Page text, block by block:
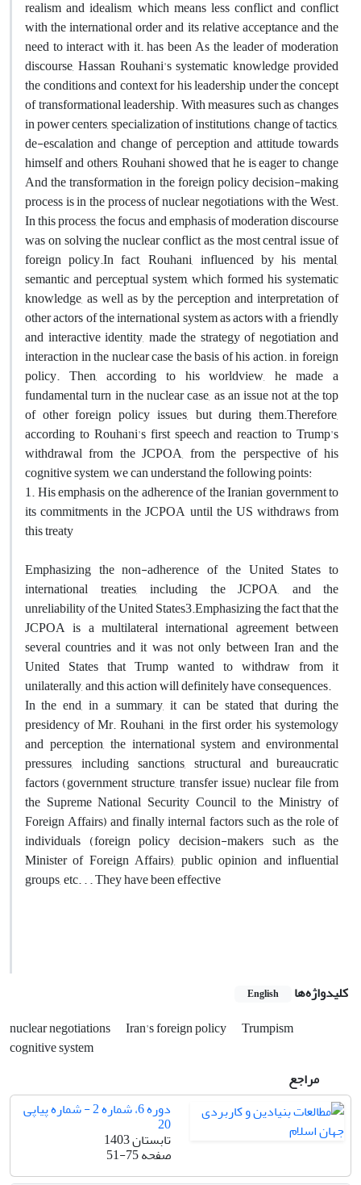
realism and idealism, which means less conflict and conflict
with the international order and its relative acceptance and the
need to interact with it. has been As the leader of moderation
discourse, Hassan Rouhani's systematic knowledge provided
the conditions and context for his leadership under the concept
of transformational leadership. With measures such as changes
in power centers, specialization of institutions, change of tactics,
de-escalation and change of perception and attitude towards
himself and others, Rouhani showed that he is eager to change
And the transformation in the foreign policy decision-making
process is in the process of nuclear negotiations with the West.
In this process, the focus and emphasis of moderation discourse
was on solving the nuclear conflict as the most central issue of
foreign policy.In fact, Rouhani, influenced by his mental,
semantic and perceptual system, which formed his systematic
knowledge, as well as by the perception and interpretation of
other actors of the international system as actors with a friendly
and interactive identity, made the strategy of negotiation and
interaction in the nuclear case the basis of his action. in foreign
policy. Then, according to his worldview, he made a
fundamental turn in the nuclear case, as an issue not at the top
of other foreign policy issues, but during them.Therefore,
according to Rouhani's first speech and reaction to Trump's
withdrawal from the JCPOA, from the perspective of his
cognitive system, we can understand the following points:
1. His emphasis on the adherence of the Iranian government to
its commitments in the JCPOA until the US withdraws from
this treaty
Emphasizing the non-adherence of the United States to
international treaties, including the JCPOA, and the
unreliability of the United States3.Emphasizing the fact that the
JCPOA is a multilateral international agreement between
several countries and it was not only between Iran and the
United States that Trump wanted to withdraw from it
unilaterally, and this action will definitely have consequences.
In the end, in a summary, it can be stated that during the
presidency of Mr. Rouhani, in the first order, his systemology
and perception, the international system and environmental
pressures, including sanctions, structural and bureaucratic
factors (government structure, transfer issue) nuclear file from
the Supreme National Security Council to the Ministry of
Foreign Affairs) and finally internal factors such as the role of
individuals (foreign policy decision-makers such as the
Minister of Foreign Affairs), public opinion and influential
groups, etc. . . They have been effective
کلیدواژه‌ها English
nuclear negotiations Iran's foreign policy
Trumpism
cognitive system
مراجع
دوره 6، شماره 2 - شماره پیاپی
20
تابستان 1403
صفحه51-75